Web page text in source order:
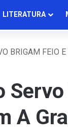
LITERATURA
BRIGAM FEIO
A